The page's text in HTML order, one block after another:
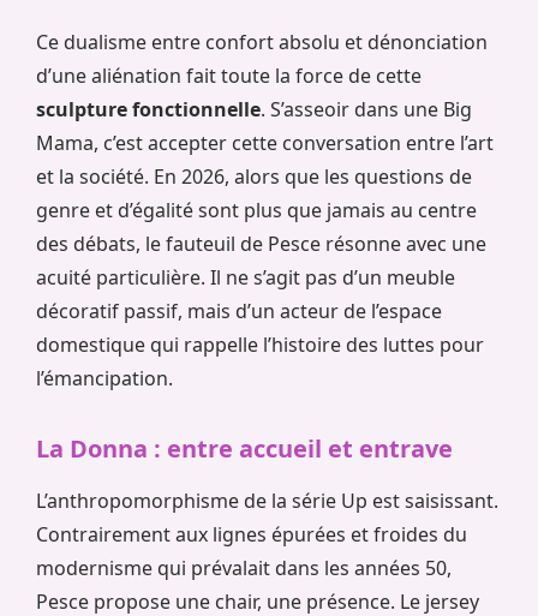
Ce dualisme entre confort absolu et dénonciation
d’une aliénation fait toute la force de cette
sculpture fonctionnelle. S’asseoir dans une Big
Mama, c’est accepter cette conversation entre l’art
et la société. En 2026, alors que les questions de
genre et d’égalité sont plus que jamais au centre
des débats, le fauteuil de Pesce résonne avec une
acuité particulière. Il ne s’agit pas d’un meuble
décoratif passif, mais d’un acteur de l’espace
domestique qui rappelle l’histoire des luttes pour
l’émancipation.
La Donna : entre accueil et entrave
L’anthropomorphisme de la série Up est saisissant.
Contrairement aux lignes épurées et froides du
modernisme qui prévalait dans les années 50,
Pesce propose une chair, une présence. Le jersey